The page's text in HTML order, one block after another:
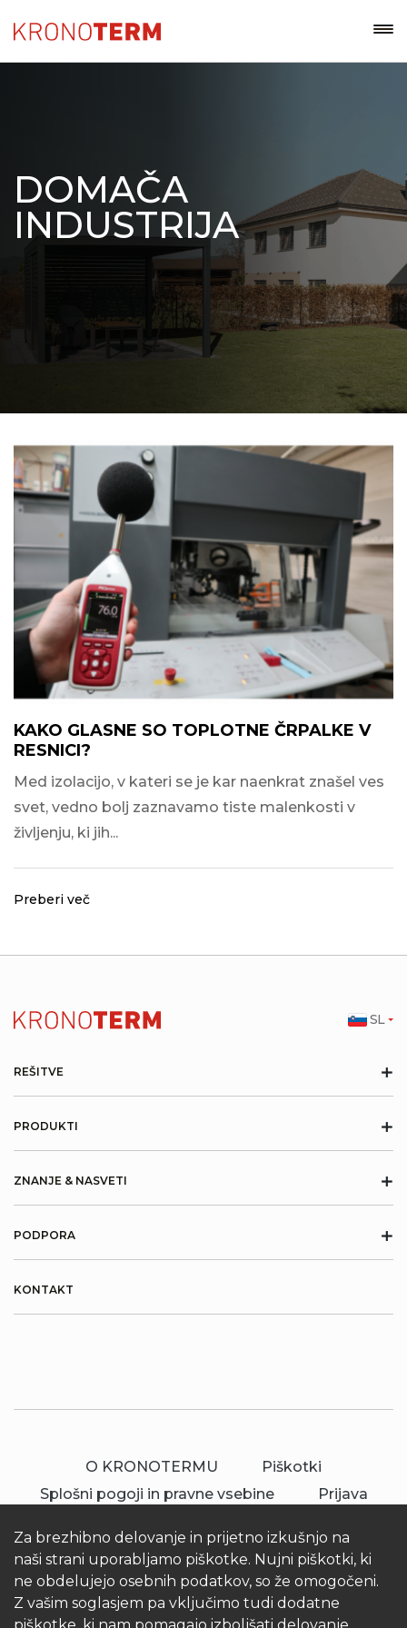
DOMAČA
INDUSTRIJA
KAKO GLASNE SO TOPLOTNE ČRPALKE V
RESNICI?
Med izolacijo, v kateri se je kar naenkrat znašel ves
svet, vedno bolj zaznavamo tiste malenkosti v
življenju, ki jih...
Preberi več
Za brezhibno delovanje in prijetno izkušnjo na
naši strani uporabljamo piškotke. Nujni piškotki, ki
ne obdelujejo osebnih podatkov, so že omogočeni.
Z vašim soglasjem pa vključimo tudi dodatne
REŠITVE +
PRODUKTI +
ZNANJE & NASVETI +
PODPORA +
KONTAKT
O KRONOTERMU
Piškotki
Splošni pogoji in pravne vsebine
Prijava
SL